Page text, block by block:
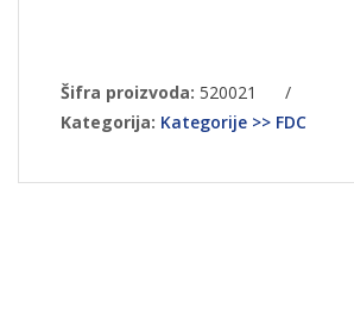
Šifra proizvoda: 520021
/
Kategorija: Kategorije >> FDC